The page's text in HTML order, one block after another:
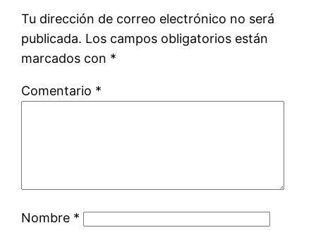
Tu dirección de correo electrónico no será
publicada. Los campos obligatorios están
marcados con *
Comentario *
Nombre *